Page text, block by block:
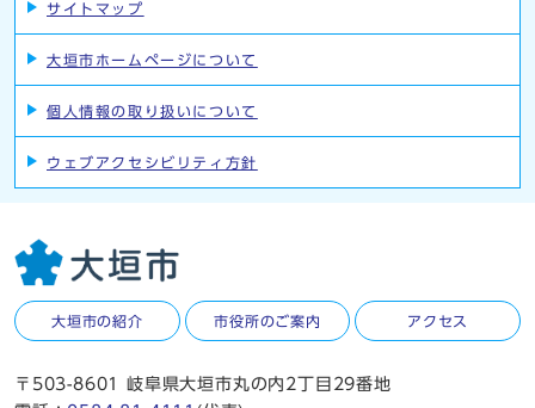
サイトマップ
大垣市ホームページについて
個人情報の取り扱いについて
ウェブアクセシビリティ方針
大垣市の紹介 市役所のご案内 アクセス
〒503-8601 岐阜県大垣市丸の内2丁目29番地